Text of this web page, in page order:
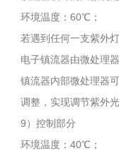
环境温度：60℃；
若遇到任何一支紫外
电子镇流器由微处理
镇流器内部微处理器
调整，实现调节紫外
9）控制部分
环境温度：40℃；